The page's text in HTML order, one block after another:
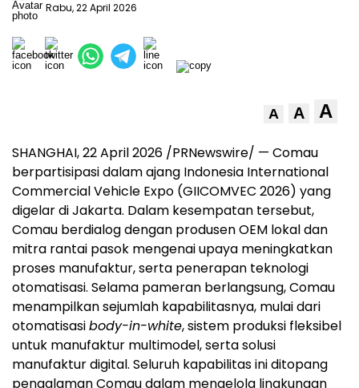
Rabu, 22 April 2026
A A A
SHANGHAI, 22 April 2026 /PRNewswire/ — Comau
berpartisipasi dalam ajang Indonesia International
Commercial Vehicle Expo (GIICOMVEC 2026) yang
digelar di Jakarta. Dalam kesempatan tersebut,
Comau berdialog dengan produsen OEM lokal dan
mitra rantai pasok mengenai upaya meningkatkan
proses manufaktur, serta penerapan teknologi
otomatisasi. Selama pameran berlangsung, Comau
menampilkan sejumlah kapabilitasnya, mulai dari
otomatisasibody-in-white, sistem produksi fleksibel
untuk manufaktur multimodel, serta solusi
manufaktur digital. Seluruh kapabilitas ini ditopang
pengalaman Comau dalam mengelola lingkungan